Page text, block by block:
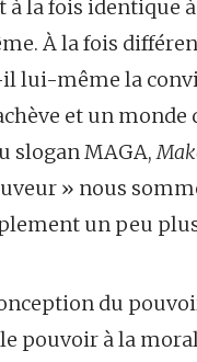
la fois identique
À la fois
il lui-même la
et un monde
slogan MAGA,
» nous
un peu
du
pouvoir à la